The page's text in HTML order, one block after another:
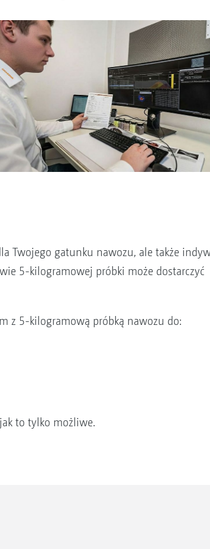
Twojego gatunku nawozu, ale także
5-kilogramowej próbki może dostarczyć
z 5-kilogramową próbką nawozu do:
to tylko możliwe.